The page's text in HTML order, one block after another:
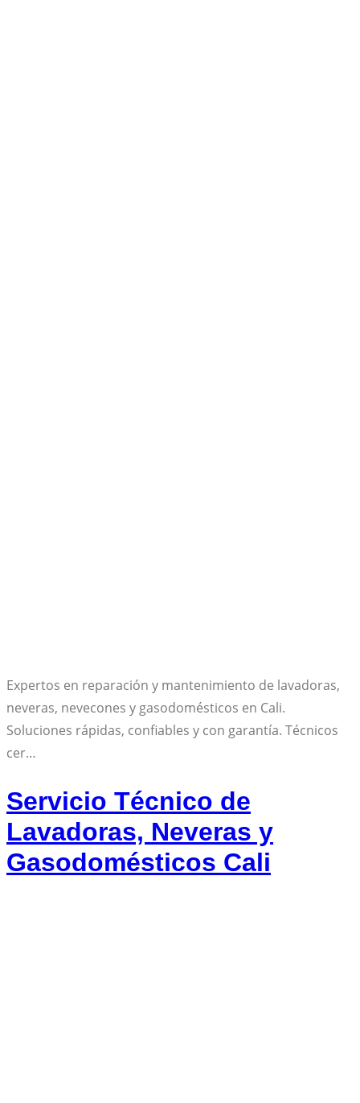
Expertos en reparación y mantenimiento de lavadoras,
neveras, nevecones y gasodomésticos en Cali.
Soluciones rápidas, confiables y con garantía. Técnicos
cer…
Servicio Técnico de
Lavadoras, Neveras y
Gasodomésticos Cali